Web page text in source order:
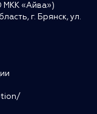
МКК «Айва»)
г. Брянск, ул.